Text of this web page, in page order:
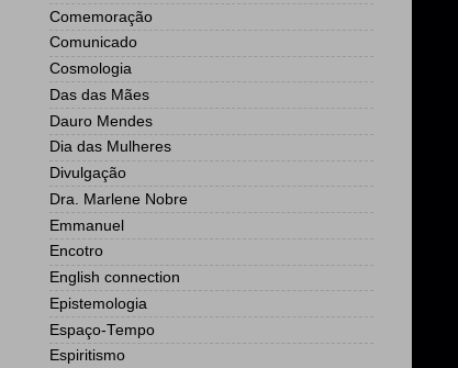
Comemoração
Comunicado
Cosmologia
Das das Mães
Dauro Mendes
Dia das Mulheres
Divulgação
Dra. Marlene Nobre
Emmanuel
Encotro
English connection
Epistemologia
Espaço-Tempo
Espiritismo